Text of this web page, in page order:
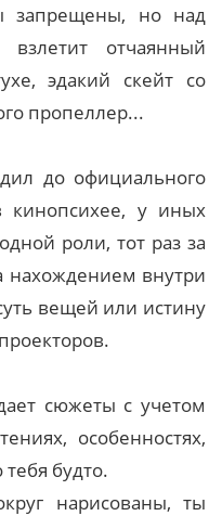
запрещены, но над
отчаянный
эдакий скейт со
пропеллер...
до официального
кинопсихее, у иных
роли, тот раз за
нахождением внутри
вещей или истину
сюжеты с учетом
особенностях,
будто.
нарисованы, ты